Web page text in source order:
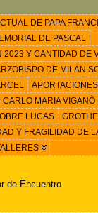
DE PAPA
DE PASCAL
2023 Y CANTIDAD
DE MILAN
MARIA VIGANÒ
LUCAS
Y FRAGILIDAD DE
de Encuentro